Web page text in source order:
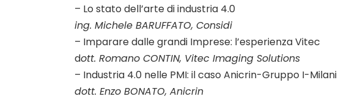
– Lo stato dell’arte di industria 4.0
ing. Michele BARUFFATO, Considi
– Imparare dalle grandi Imprese: l’esperienza Vitec
dott. Romano CONTIN, Vitec Imaging Solutions
– Industria 4.0 nelle PMI: il caso Anicrin-Gruppo I-Milani
dott. Enzo BONATO, Anicrin